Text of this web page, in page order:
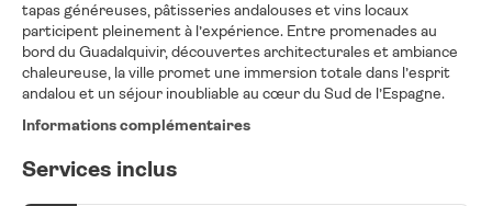
tapas généreuses, pâtisseries andalouses et vins locaux
participent pleinement à l’expérience. Entre promenades au
bord du Guadalquivir, découvertes architecturales et ambiance
chaleureuse, la ville promet une immersion totale dans l’esprit
andalou et un séjour inoubliable au cœur du Sud de l’Espagne.
Informations complémentaires
Services inclus